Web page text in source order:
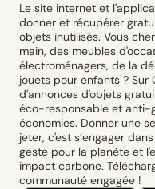
Le site internet et
donner et récupérer
objets inutilisés. Vous
main, des meubles
électroménagers, de la
jouets pour enfants ? Sur
d'annonces d'objets
éco-responsable et anti-
économies. Donner une
jeter, c'est s’engager
geste pour la planète et
impact carbone.
communauté engagée !